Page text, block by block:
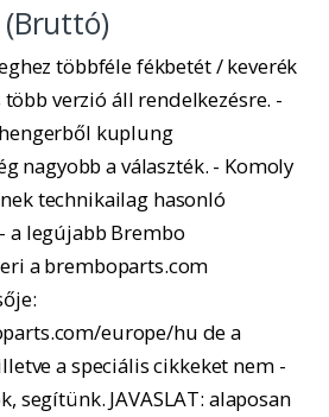
(Bruttó)
többféle fékbetét / keverék
több verzió áll rendelkezésre. -
kuplung
nagyobb a választék. - Komoly
technikailag hasonló
a legújabb Brembo
a bremboparts.com
europe/hu de a
a speciális cikkeket nem -
segítünk. JAVASLAT: alaposan